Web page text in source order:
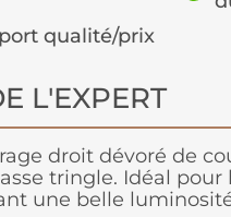
qualité/prix
L'EXPERT
droit dévoré de
tringle. Idéal
une belle